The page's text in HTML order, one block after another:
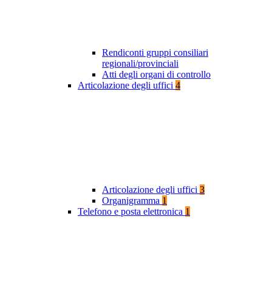
Rendiconti gruppi consiliari
regionali/provinciali
Atti degli organi di controllo
Articolazione degli uffici 4
Articolazione degli uffici 3
Organigramma 1
Telefono e posta elettronica 1